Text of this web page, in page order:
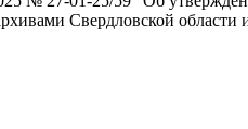
Свердловской